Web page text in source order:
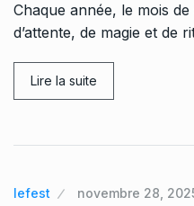
Chaque année, le mois
d’attente, de magie et de
Lire la suite
lefest novembre 28,